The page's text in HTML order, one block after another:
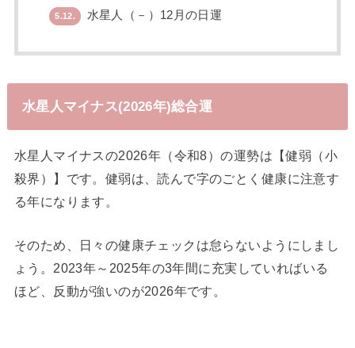
5.12. 水星人（－）12月の日運
水星人マイナス(2026年)総合運
水星人マイナスの2026年（令和8）の運勢は【健弱（小
殺界）】です。健弱は、読んで字のごとく健康に注意す
る年になります。
そのため、日々の健康チェックは怠らないようにしまし
ょう。2023年～2025年の3年間に充実していればいる
ほど、反動が強いのが2026年です。